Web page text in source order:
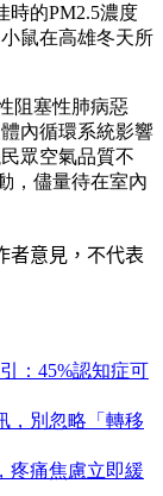
時的PM2.5濃度
鼠在高雄冬天所
阻塞性肺病惡
內循環系統影響
眾空氣品質不
，儘量待在室內
者意見，不代表
：45%認知症可
，別忽略「轉移
疼痛焦慮立即緩